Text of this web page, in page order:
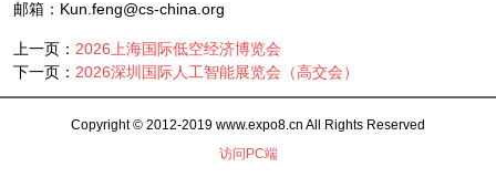
邮箱：Kun.feng@cs-china.org
上一页： 2026上海国际低空经济博览会
下一页： 2026深圳国际人工智能展览会（高交会）
Copyright © 2012-2019 www.expo8.cn All Rights Reserved
访问PC端